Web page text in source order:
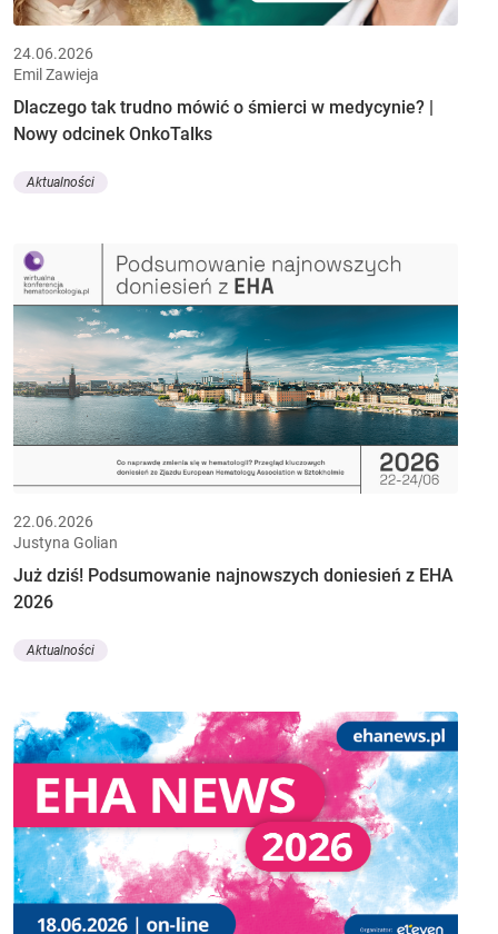
24.06.2026
Emil Zawieja
Dlaczego tak trudno mówić o śmierci w medycynie? |
Nowy odcinek OnkoTalks
Aktualności
22.06.2026
Justyna Golian
Już dziś! Podsumowanie najnowszych doniesień z EHA
2026
Aktualności